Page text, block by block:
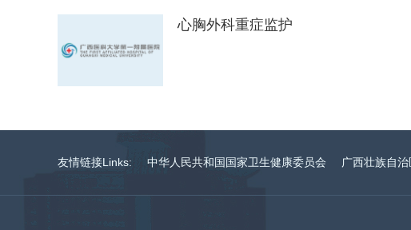
心胸外科重症监护
友情链接Links: 中华人民共和国国家卫生健康委员会 广西壮族自